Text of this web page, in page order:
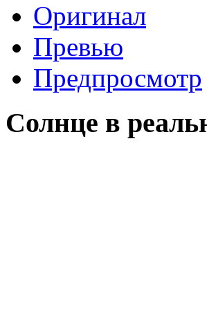
Оригинал
Превью
Предпросмотр
Солнце в